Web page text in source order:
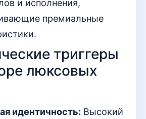
и исполнения,
премиальные
триггеры
люксовых
идентичность: Высокий